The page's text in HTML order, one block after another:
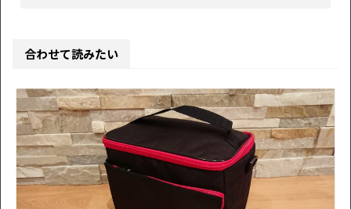
合わせて読みたい